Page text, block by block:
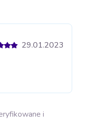
29.01.2023
i